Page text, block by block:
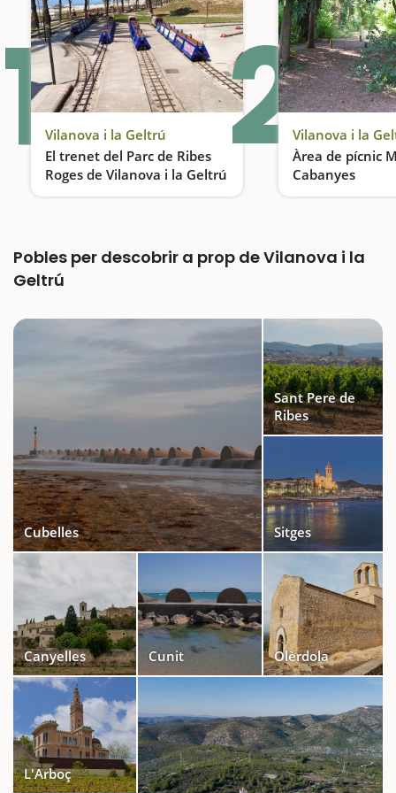
1Vilanova i la Geltrú
El trenet del Parc de Ribes
Roges de Vilanova i la Geltrú
Un parc al davant de la platja
2Vilanova i la
Àrea de pícnic
Cabanyes
Pobles per descobrir a prop de Vilanova i la
Geltrú
Cubelles
Sant Pere de
Ribes
Sitges
Canyelles Cunit Olèrdola
L'Arboç